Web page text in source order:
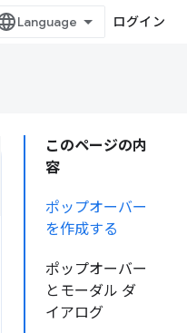
ログイン
このページの内
容
ポップオーバー
を作成する
ポップオーバー
とモーダル ダ
イアログ